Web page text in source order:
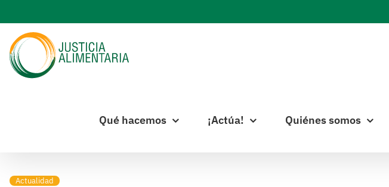
to
content
Qué hacemos ¡Actúa! Quiénes somos
Actualidad